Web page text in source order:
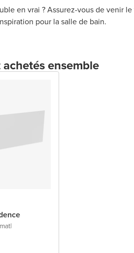
en vrai ? Assurez-vous de venir
pour la salle de bain.
ensemble
|